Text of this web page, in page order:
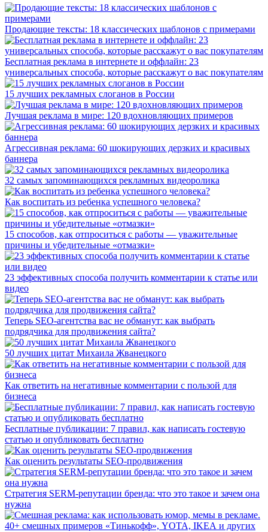
Продающие тексты: 18 классических шаблонов с примерами
Бесплатная реклама в интернете и оффлайн: 23
универсальных способа, которые расскажут о вас покупателям
15 лучших рекламных слоганов в России
Лучшая реклама в мире: 120 вдохновляющих примеров
Агрессивная реклама: 60 шокирующих дерзких и красивых
баннера
32 самых запоминающихся рекламных видеоролика
Как воспитать из ребенка успешного человека?
15 способов, как отпроситься с работы — уважительные
причины и убедительные «отмазки»
23 эффективных способа получить комментарии к статье или
видео
Теперь SEO-агентства вас не обманут: как выбрать
подрядчика для продвижения сайта?
50 лучших цитат Михаила Жванецкого
Как ответить на негативные комментарии с пользой для
бизнеса
Бесплатные публикации: 7 правил, как написать гостевую
статью и опубликовать бесплатно
Как оценить результаты SEO-продвижения
Стратегия SERM-репутации бренда: что это такое и зачем она
нужна